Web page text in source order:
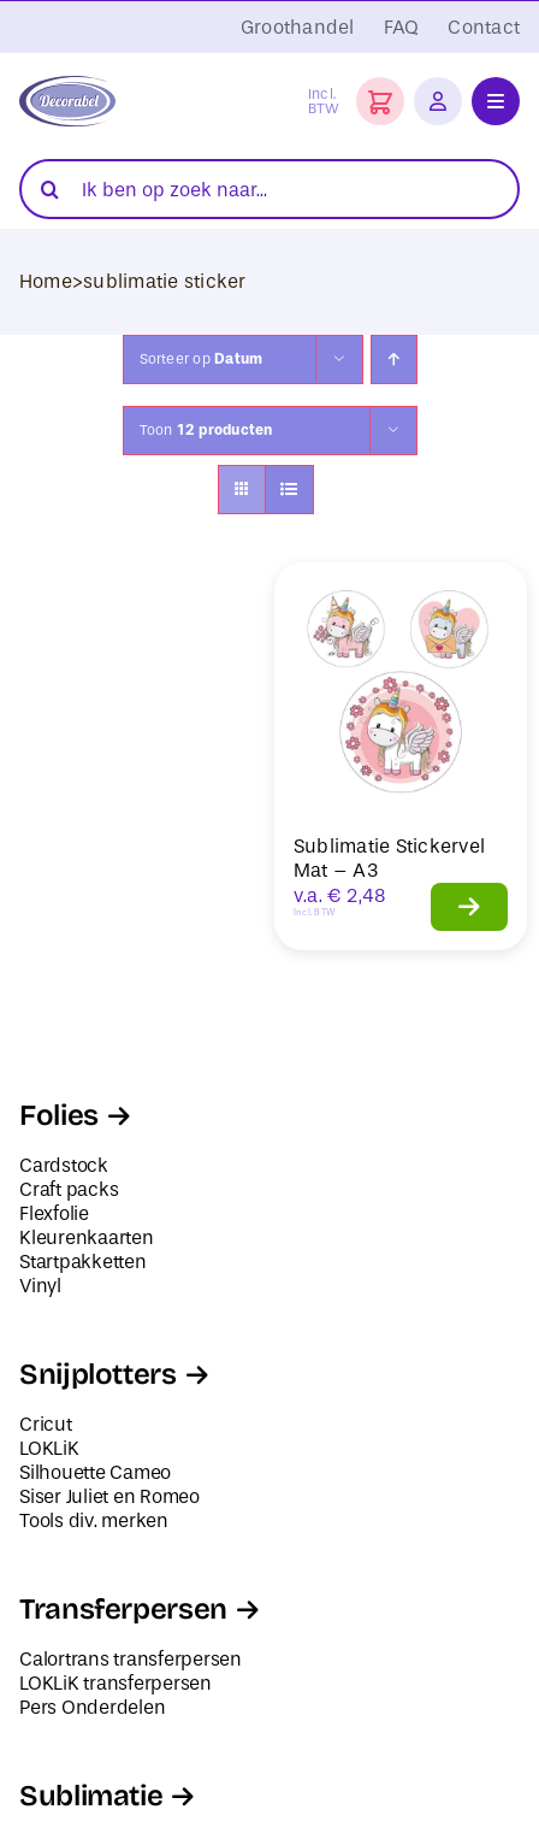
naar
inhoud
Groothandel FAQ Contact
Incl.
BTW
Folies
Transferpersen
Blanco Textiel
Zoeken
naar:
Home>sublimatie sticker
Sorteer op Datum
Toon 12 producten
Sublimatie Stickervel
Mat – A3
v.a. € 2,48
Incl. BTW
Folies
Cardstock
Craft packs
Flexfolie
Kleurenkaarten
Startpakketten
Vinyl
Snijplotters
Cricut
LOKLiK
Silhouette Cameo
Siser Juliet en Romeo
Tools div. merken
Transferpersen
Calortrans transferpersen
LOKLiK transferpersen
Pers Onderdelen
Sublimatie